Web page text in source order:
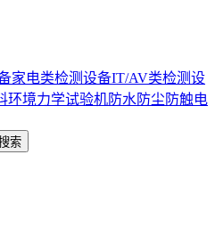
家电类检测设备IT/AV类检测设
环境力学试验机防水防尘防触电
索